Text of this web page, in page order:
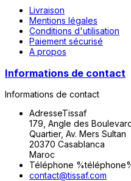
Livraison
Mentions légales
Conditions d'utilisation
Paiement sécurisé
A propos
Informations de contact
Informations de contact
AdresseTissaf
179, Angle des
Quartier, Av. Mers Sultan
20370 Casablanca
Maroc
Téléphone
contact@tissaf.com